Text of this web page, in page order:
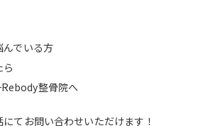
んでいる方
整骨院へ
てお問い合わせいただけます！